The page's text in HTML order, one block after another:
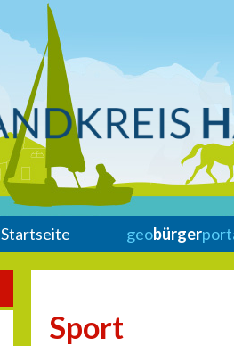
Startseite geobürger
Sport